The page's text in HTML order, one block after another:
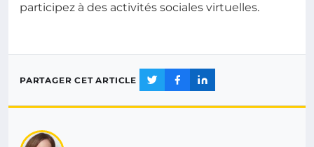
participez à des activités sociales virtuelles.
PARTAGER CET ARTICLE